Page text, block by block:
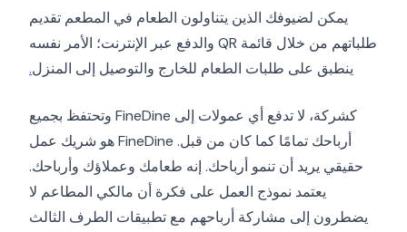
يمكن لضيوفك الذين يتناولون الطعام في المطعم تقديم
طلباتهم من خلال قائمة QR والدفع عبر الإنترنت؛ الأمر نفسه
ينطبق على طلبات الطعام للخارج والتوصيل إلى المنزل.
كشركة، لا تدفع أي عمولات إلى FineDine وتحتفظ بجميع
أرباحك تمامًا كما كان من قبل. FineDine هو شريك عمل
حقيقي يريد أن تنمو أرباحك. إنه طعامك وعملاؤك وأرباحك.
يعتمد نموذج العمل على فكرة أن مالكي المطاعم لا
يضطرون إلى مشاركة أرباحهم مع تطبيقات الطرف الثالث